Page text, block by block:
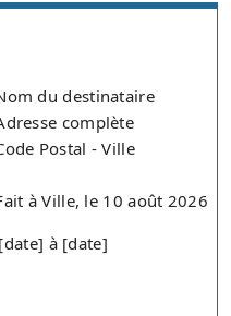
du destinataire
complète
Postal - Ville
à Ville, le 10 août 2026
à [date]